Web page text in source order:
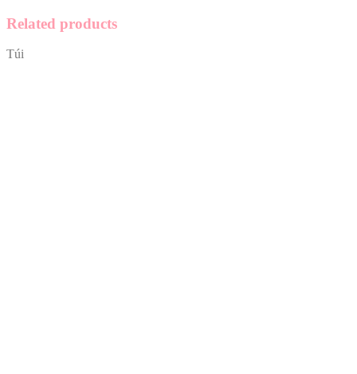
Related products
Túi